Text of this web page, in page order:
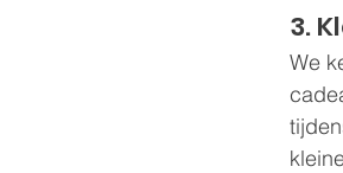
3.
We